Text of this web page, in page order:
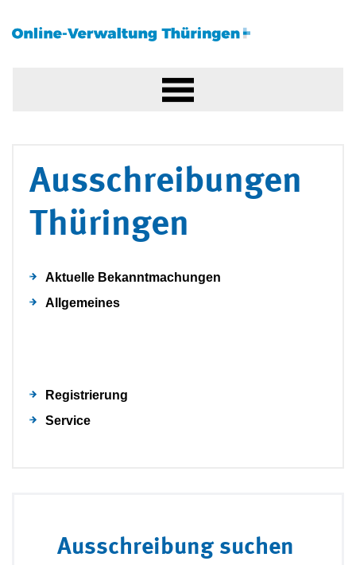
Ausschreibungen
Thüringen
Aktuelle Bekanntmachungen
Allgemeines
Registrierung
Service
Ausschreibung suchen